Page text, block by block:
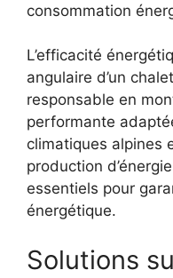
consommation
L’efficacité
angulaire d’un
responsable en
performante
climatiques alpines
production
essentiels pour
énergétique.
Solutions